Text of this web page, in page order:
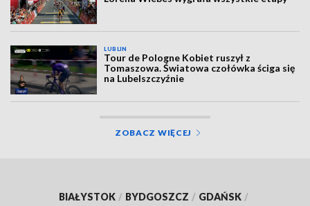
LUBLIN
Tour de Pologne Kobiet ruszył z
Tomaszowa. Światowa czołówka ściga się
na Lubelszczyźnie
ZOBACZ WIĘCEJ
BIAŁYSTOK / BYDGOSZCZ / GDAŃSK /